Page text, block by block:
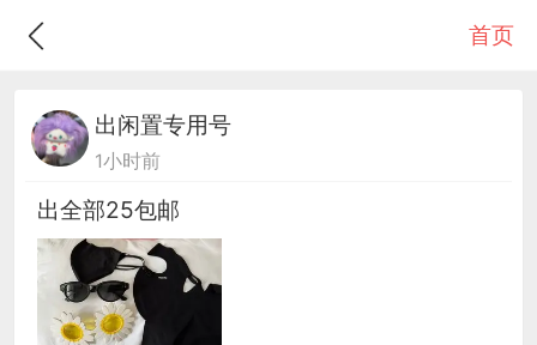
首页
出闲置专用号
1小时前
出全部25包邮